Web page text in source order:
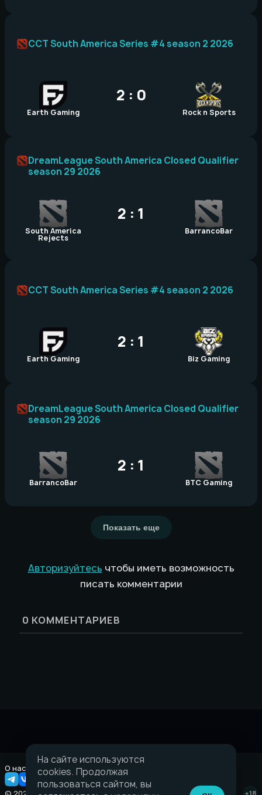
Earth Gaming
2 : 0
Rock n Sports
CCT South America Series #4 season 2 2026
South America
Rejects
2 : 1
BarrancoBar
DreamLeague South America Closed Qualifier
season 29 2026
Earth Gaming
2 : 1
Biz Gaming
CCT South America Series #4 season 2 2026
BarrancoBar
2 : 1
BTC Gaming
DreamLeague South America Closed Qualifier
season 29 2026
Показать еще
Авторизуйтесь чтобы иметь возможность
писать комментарии
0 КОММЕНТАРИЕВ
О нас Правовая информация
На сайте используются
cookies. Продолжая
пользоваться сайтом, вы